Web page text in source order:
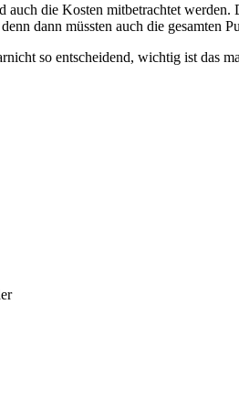
die Kosten mitbetrachtet
dann müssten auch die gesamten
so entscheidend, wichtig ist das